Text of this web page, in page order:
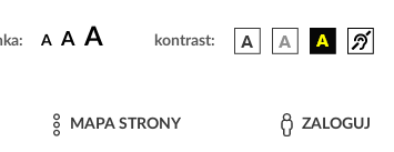
A A A kontrast:
MAPA STRONY ZALOGUJ